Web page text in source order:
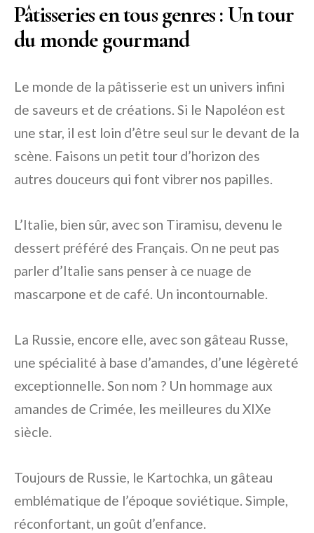
Pâtisseries en tous genres : Un tour
du monde gourmand
Le monde de la pâtisserie est un univers infini
de saveurs et de créations. Si le Napoléon est
une star, il est loin d’être seul sur le devant de la
scène. Faisons un petit tour d’horizon des
autres douceurs qui font vibrer nos papilles.
L’Italie, bien sûr, avec son Tiramisu, devenu le
dessert préféré des Français. On ne peut pas
parler d’Italie sans penser à ce nuage de
mascarpone et de café. Un incontournable.
La Russie, encore elle, avec son gâteau Russe,
une spécialité à base d’amandes, d’une légèreté
exceptionnelle. Son nom ? Un hommage aux
amandes de Crimée, les meilleures du XIXe
siècle.
Toujours de Russie, le Kartochka, un gâteau
emblématique de l’époque soviétique. Simple,
réconfortant, un goût d’enfance.